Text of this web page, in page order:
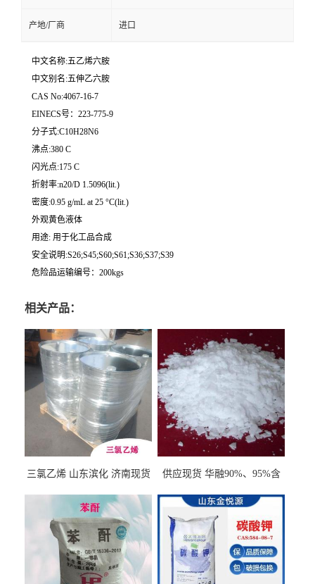
产地/厂商 进口
中文名称:五乙烯六胺
中文别名:五伸乙六胺
CAS No:4067-16-7
EINECS号：223-775-9
分子式:C10H28N6
沸点:380 C
闪光点:175 C
折射率:n20/D 1.5096(lit.)
密度:0.95 g/mL at 25 °C(lit.)
外观黄色液体
用途: 用于化工品合成
安全说明:S26;S45;S60;S61;S36;S37;S39
危险品运输编号：200kgs
相关产品：
三氯乙烯 山东滨化 济南现货
供应现货 华融90%、95%含